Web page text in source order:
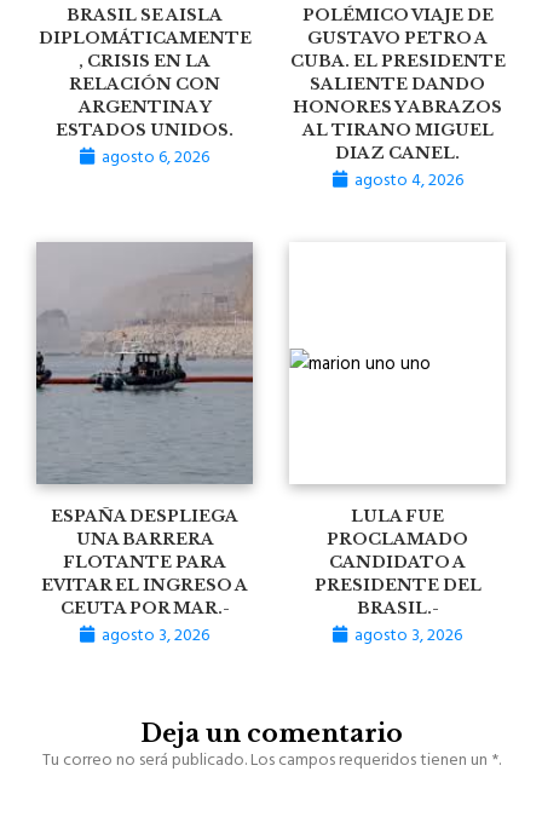
BRASIL SE AISLA
DIPLOMÁTICAMENTE
, CRISIS EN LA
RELACIÓN CON
ARGENTINA Y
ESTADOS UNIDOS.
agosto 6, 2026
POLÉMICO VIAJE DE
GUSTAVO PETRO A
CUBA. EL PRESIDENTE
SALIENTE DANDO
HONORES Y ABRAZOS
AL TIRANO MIGUEL
DIAZ CANEL.
agosto 4, 2026
ESPAÑA DESPLIEGA
UNA BARRERA
FLOTANTE PARA
EVITAR EL INGRESO A
CEUTA POR MAR.-
agosto 3, 2026
LULA FUE
PROCLAMADO
CANDIDATO A
PRESIDENTE DEL
BRASIL.-
agosto 3, 2026
Deja un comentario
Tu correo no será publicado. Los campos requeridos tienen un *.